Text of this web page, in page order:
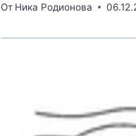
От Ника Родионова